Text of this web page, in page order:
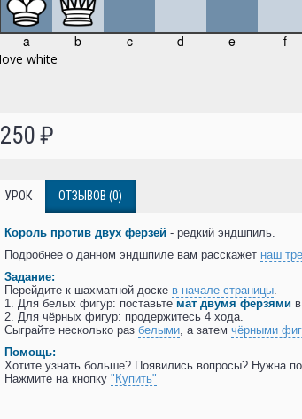
250 ₽
УРОК ОТЗЫВОВ (0)
Король против двух ферзей - редкий эндшпиль.
Подробнее о данном эндшпиле вам расскажет наш
Задание:
Перейдите к шахматной доске в начале страницы.
1. Для белых фигур: поставьте мат двумя ферзями
2. Для чёрных фигур: продержитесь 4 хода.
Сыграйте несколько раз белыми, а затем чёрными
Помощь:
Хотите узнать больше? Появились вопросы? Нужна
Нажмите на кнопку "Купить"